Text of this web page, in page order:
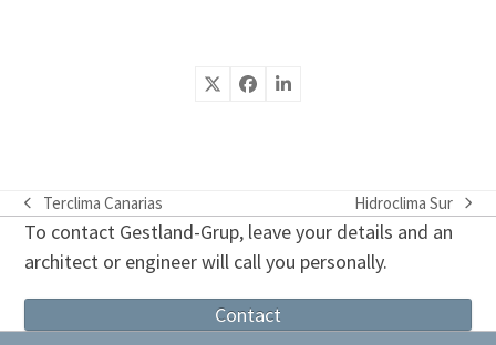
previous
post:
Terclima Canarias
next
post:
Hidroclima Sur
To contact Gestland-Grup, leave your details and an
architect or engineer will call you personally.
Contact